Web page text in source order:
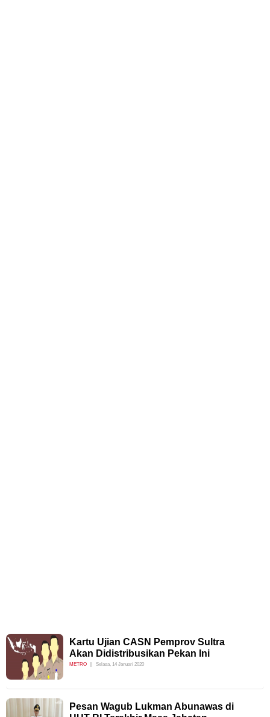
Kartu Ujian CASN Pemprov Sultra
Akan Didistribusikan Pekan Ini
METRO Selasa, 14 Januari 2020
Pesan Wagub Lukman Abunawas di